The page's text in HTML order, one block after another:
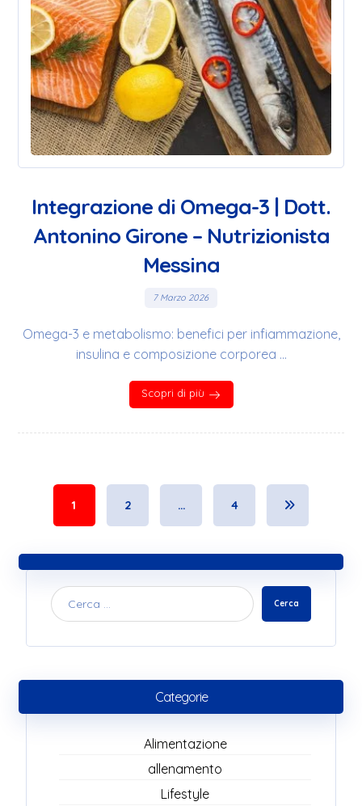
Integrazione di Omega-3 | Dott.
Antonino Girone – Nutrizionista
Messina
7 Marzo 2026
Omega-3 e metabolismo: benefici per infiammazione,
insulina e composizione corporea ...
Scopri di più
1 2 … 4
Cerca
Categorie
Alimentazione
allenamento
Lifestyle